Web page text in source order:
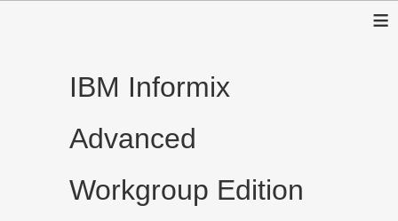
≡
IBM Informix
Advanced
Workgroup Edition